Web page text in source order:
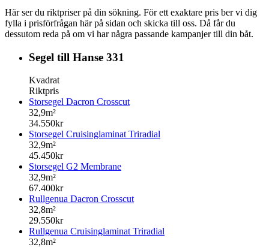
Här ser du riktpriser på din sökning. För ett exaktare pris ber vi dig
fylla i prisförfrågan här på sidan och skicka till oss. Då får du
dessutom reda på om vi har några passande kampanjer till din båt.
Segel till Hanse 331
Kvadrat
Riktpris
Storsegel Dacron Crosscut
32,9m²
34.550kr
Storsegel Cruisinglaminat Triradial
32,9m²
45.450kr
Storsegel G2 Membrane
32,9m²
67.400kr
Rullgenua Dacron Crosscut
32,8m²
29.550kr
Rullgenua Cruisinglaminat Triradial
32,8m²